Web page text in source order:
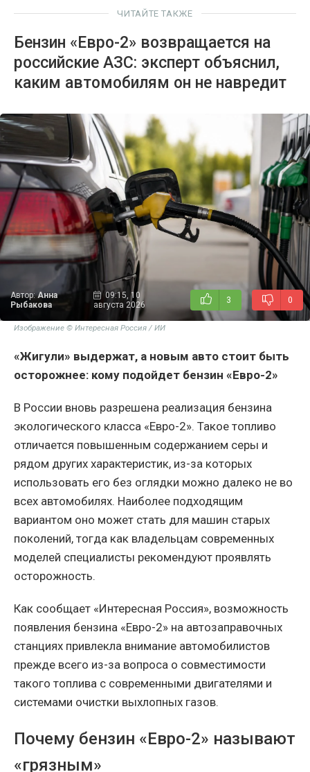
ЧИТАЙТЕ ТАКЖЕ
Бензин «Евро-2» возвращается на
российские АЗС: эксперт объяснил,
каким автомобилям он не навредит
Автор:Анна
Рыбакова
09:15, 10
августа 2026
3 0
Изображение © Интересная Россия / ИИ
«Жигули» выдержат, а новым авто стоит быть
осторожнее: кому подойдет бензин «Евро-2»
В России вновь разрешена реализация бензина
экологического класса «Евро-2». Такое топливо
отличается повышенным содержанием серы и
рядом других характеристик, из-за которых
использовать его без оглядки можно далеко не во
всех автомобилях. Наиболее подходящим
вариантом оно может стать для машин старых
поколений, тогда как владельцам современных
моделей специалисты рекомендуют проявлять
осторожность.
Как сообщает «Интересная Россия», возможность
появления бензина «Евро-2» на автозаправочных
станциях привлекла внимание автомобилистов
прежде всего из-за вопроса о совместимости
такого топлива с современными двигателями и
системами очистки выхлопных газов.
Почему бензин «Евро-2» называют
«грязным»